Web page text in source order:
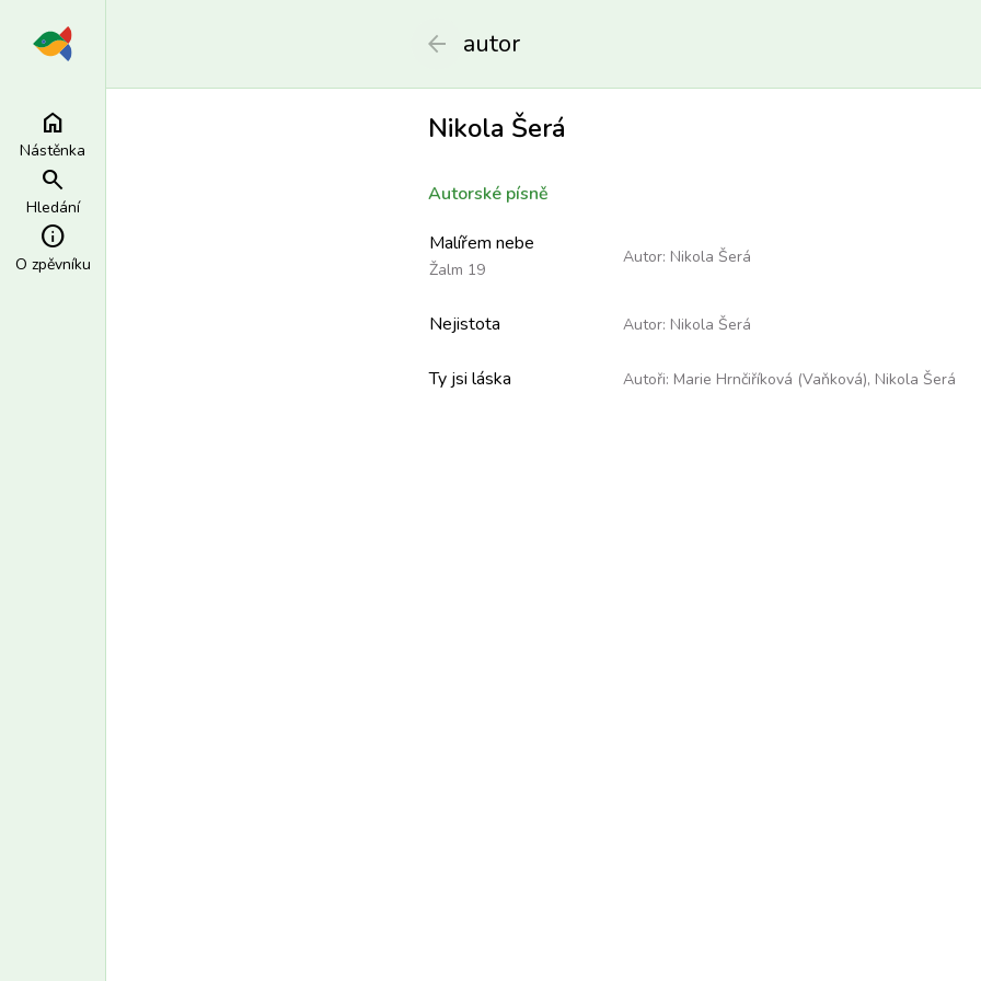
home
Nástěnka
search
Hledání
info
O zpěvníku
arrow_back autor
Nikola Šerá
Autorské písně
Malířem nebe
Žalm 19
Autor: Nikola Šerá
Nejistota Autor: Nikola Šerá
Ty jsi láska Autoři: Marie Hrnčiříková (Vaňková), Nikola Šerá